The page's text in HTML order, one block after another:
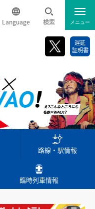
Language 検索
遅延証明書
メニュー
遅延
証明書
路線・駅情報
臨時列車情報